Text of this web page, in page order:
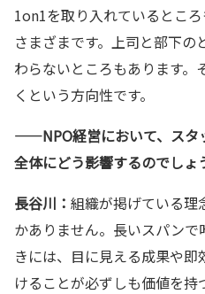
1on1を取り入れているとこ
さまざまです。上司と部下
わらないところもあります。
くという方向性です。
——NPO経営において、ス
全体にどう影響するのでしょ
長谷川： 組織が掲げている理
かありません。長いスパンで
きには、目に見える成果や
けることが必ずしも価値を持